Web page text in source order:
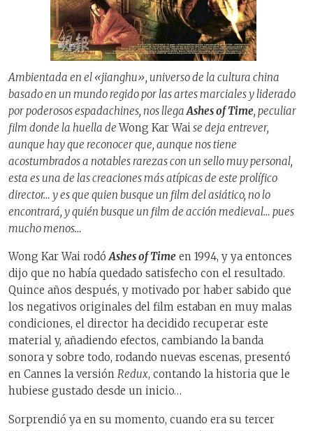
Ambientada en el «jianghu», universo de la cultura china
basado en un mundo regido por las artes marciales y liderado
por poderosos espadachines, nos llega Ashes of Time, peculiar
film donde la huella deWong Kar Wai se deja entrever,
aunque hay que reconocer que, aunque nos tiene
acostumbrados a notables rarezas con un sello muy personal,
esta es una de las creaciones más atípicas de este prolífico
director… y es que quien busque un film del asiático, no lo
encontrará, y quién busque un film de acción medieval… pues
mucho menos…
Wong Kar Wai rodóAshes of Time en 1994, y ya entonces
dijo que no había quedado satisfecho con el resultado.
Quince años después, y motivado por haber sabido que
los negativos originales del film estaban en muy malas
condiciones, el director ha decidido recuperar este
material y, añadiendo efectos, cambiando la banda
sonora y sobre todo, rodando nuevas escenas, presentó
en Cannes la versión Redux, contando la historia que le
hubiese gustado desde un inicio…
Sorprendió ya en su momento, cuando era su tercer